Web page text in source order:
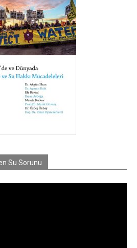
Su Sorunu